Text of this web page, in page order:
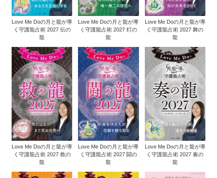
Love Me Doの月と龍が導
く守護龍占術 2027 伝の
龍
Love Me Doの月と龍が導
く守護龍占術 2027 灯の
龍
Love Me Doの月と龍が導
く守護龍占術 2027 舞の
龍
Love Me Doの月と龍が導
く守護龍占術 2027 救の
龍
Love Me Doの月と龍が導
く守護龍占術 2027 闘の
龍
Love Me Doの月と龍が導
く守護龍占術 2027 奏の
龍